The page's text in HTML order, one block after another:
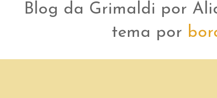
Blog da Grimaldi por
tema por